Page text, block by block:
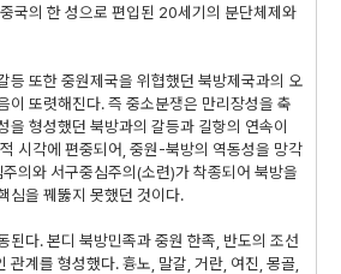
국의 한 성으로 편입된 20세기의 분단체제와
등 또한 중원제국을 위협했던 북방제국과의 오
이 또렷해진다. 즉 중소분쟁은 만리장성을 축
을 형성했던 북방과의 갈등과 길항의 연속이
시각에 편중되어, 중원-북방의 역동성을 망각
의와 서구중심주의(소련)가 착종되어 북방을
심을 꿰뚫지 못했던 것이다.
된다. 본디 북방민족과 중원 한족, 반도의 조선
관계를 형성했다. 흉노, 말갈, 거란, 여진, 몽골,